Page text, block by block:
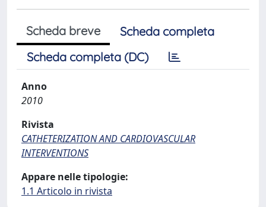
Scheda breve
Scheda completa
Scheda completa (DC)
Anno
2010
Rivista
CATHETERIZATION AND CARDIOVASCULAR
INTERVENTIONS
Appare nelle tipologie:
1.1 Articolo in rivista